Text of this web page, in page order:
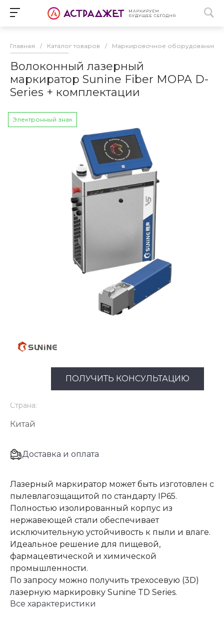
Главная / Каталог товаров / Маркировочное оборудование
Волоконный лазерный
маркиратор Sunine Fiber MOPA D-
Series + комплектации
Электронный знак
ПОЛУЧИТЬ КОНСУЛЬТАЦИЮ
Страна:
Китай
Доставка и оплата
Лазерный маркиратор может быть изготовлен с
пылевлагозщащитой по стандарту IP65.
Полностью изолированный корпус из
нержавеющей стали обеспечивает
исключительную устойчивость к пыли и влаге.
Идеальное решение для пищевой,
фармацевтической и химической
промышленности.
По запросу можно получить трехосевую (3D)
лазерную маркировку Sunine TD Series.
Все характеристики